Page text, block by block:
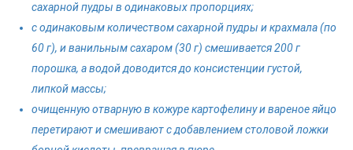
сахарной пудры в одинаковых пропорциях;
с одинаковым количеством сахарной пудры и крахмала (по
60 г), и ванильным сахаром (30 г) смешивается 200 г
порошка, а водой доводится до консистенции густой,
липкой массы;
очищенную отварную в кожуре картофелину и вареное яйцо
перетирают и смешивают с добавлением столовой ложки